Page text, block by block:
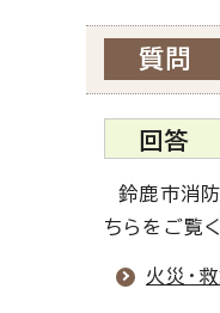
質問
回答
鈴鹿市消防
ちらをご覧
火災・